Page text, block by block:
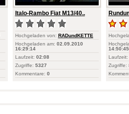
Italo-Rambo Fiat M13/40..
Hochgeladen von: RADundKETTE
Hochgeladen am: 02.09.2010
16:29:14
Laufzeit: 02:08
Zugriffe: 5327
Kommentare: 0
14:50:45
Laufzeit:
Zugriffe: